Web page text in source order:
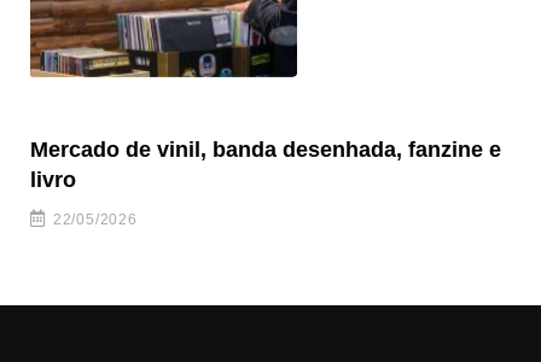
Mercado de vinil, banda desenhada, fanzine e
livro
22/05/2026